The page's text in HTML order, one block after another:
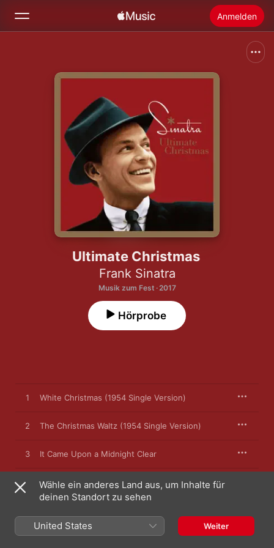
Anmelden
Apple Music installieren
Ultimate Christmas
Frank Sinatra
Musik zum Fest · 2017
Hörprobe
1 White Christmas (1954 Single Version)
2 The Christmas Waltz (1954 Single Version)
3 It Came Upon a Midnight Clear
4 Jingle Bells
6 Mistletoe and Holly
Wähle ein anderes Land aus, um Inhalte für
deinen Standort zu sehen
United States Weiter